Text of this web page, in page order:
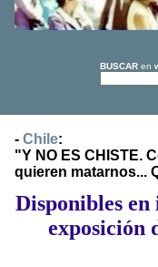
BUSCAR en
- Chile:
"Y NO ES CHISTE.
quieren matarnos...
Disponibles
exposición